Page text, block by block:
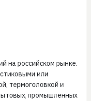
на российском рынке.
или
термоголовкой и
промышленных